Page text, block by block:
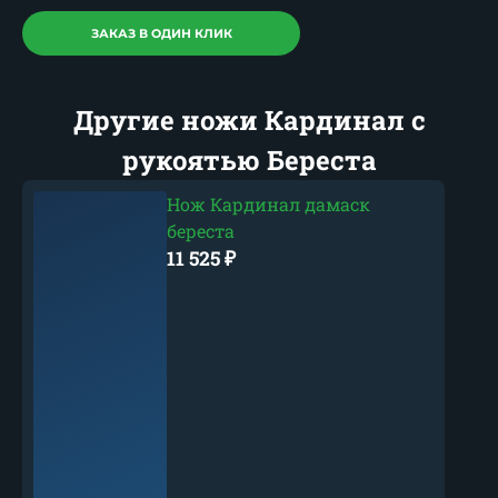
ЗАКАЗ В ОДИН КЛИК
Другие ножи Кардинал с
рукоятью Береста
Нож Кардинал дамаск
береста
11 525₽